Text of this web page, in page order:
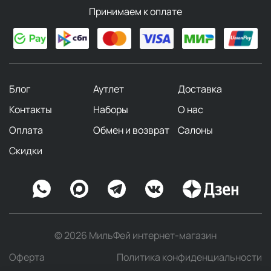
средств для базового ухода за кожей лица, шеи,
области вокруг глаз и губ, а также для тела. В
ассортименте есть продукты для всех типов кожи и
Отшелушивающий энзимный лосьонEnzyme
Peeling Liquid
Нежный тоник для восстановления pH
Энзимная пудраEnzyme Foam Powder
РН регулирующий концентрат с мягким эффектом
пилингаpH Manager Forte
Нежное очищающее молочкоGentle Cleansing
Принимаем к оплате
Блог Аутлет
Доставка
Контакты
Наборы
О нас
Оплата
Обмен и возврат
Салоны
Скидки
© 2026 МильФей интернет-магазин
Оферта
Политика конфиденциальности